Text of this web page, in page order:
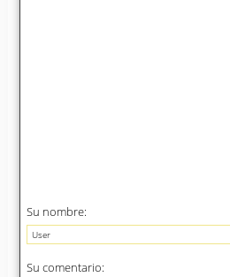
Su nombre:
Su comentario: